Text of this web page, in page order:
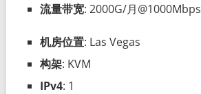
流量带宽: 2000G/月@1000Mbps
机房位置: Las Vegas
构架: KVM
IPv4: 1